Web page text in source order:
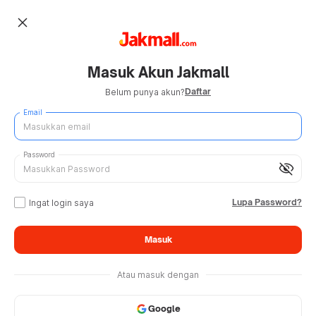
close
Masuk Akun Jakmall
Belum punya akun?Daftar
Email
visibility_off
Password
Ingat login saya Lupa Password?
Masuk
Atau masuk dengan
Google